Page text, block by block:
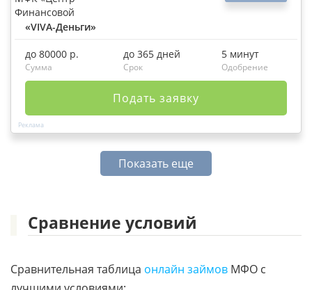
«VIVA-Деньги»
до 80000 р.
Сумма
до 365 дней
Срок
5 минут
Одобрение
Подать заявку
Показать еще
Сравнение условий
Сравнительная таблица онлайн займов МФО с